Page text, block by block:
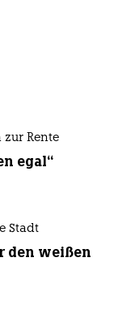
Rente
egal“
Stadt
den weißen